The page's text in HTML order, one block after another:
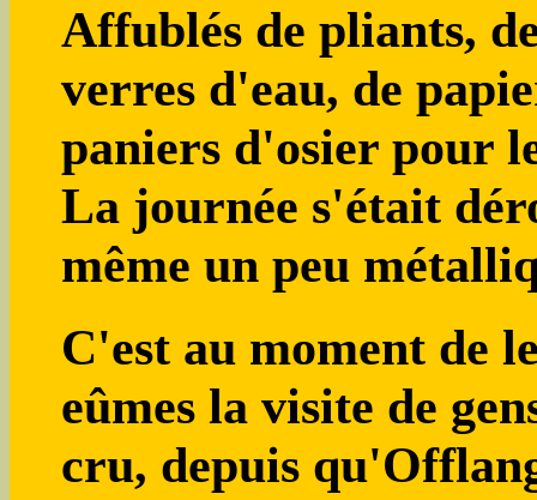
Affublés de pliants,
verres d'eau, de
paniers d'osier pour
La journée s'était
même un peu
C'est au moment de
eûmes la visite de
cru, depuis